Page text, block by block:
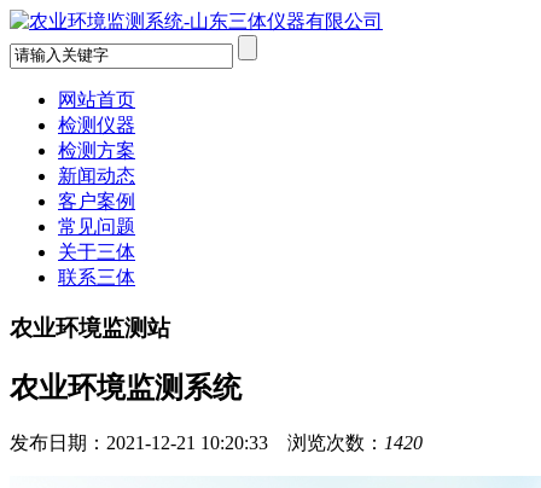
网站首页
检测仪器
检测方案
新闻动态
客户案例
常见问题
关于三体
联系三体
农业环境监测站
农业环境监测系统
发布日期：2021-12-21 10:20:33 浏览次数： 1420